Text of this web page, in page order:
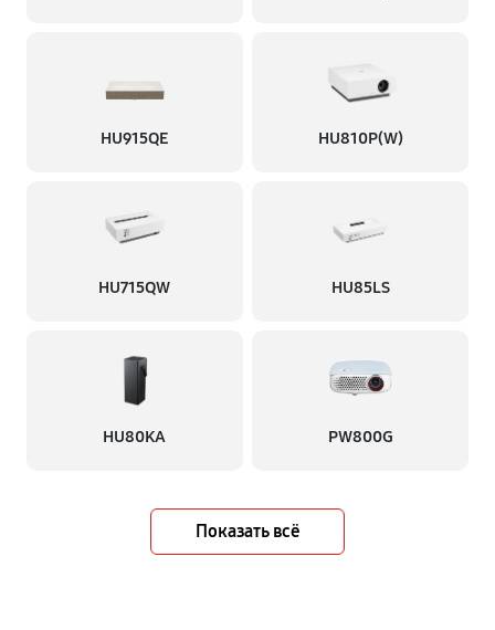
HU915QE HU810P(W)
HU715QW HU85LS
HU80KA PW800G
Показать всё